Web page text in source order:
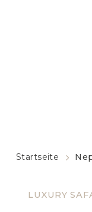
LUXURY
Startseite